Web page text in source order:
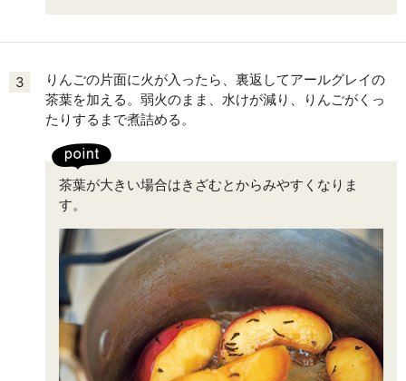
3
りんごの片面に火が入ったら、裏返してアールグレイの
茶葉を加える。弱火のまま、水けが減り、りんごがくっ
たりするまで煮詰める。
茶葉が大きい場合はきざむとからみやすくなりま
す。